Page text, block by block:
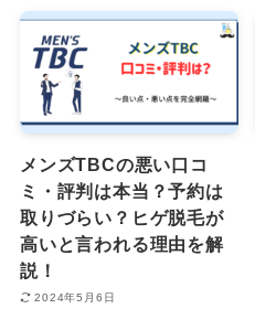
メンズTBCの悪い口コ
ミ・評判は本当？予約は
取りづらい？ヒゲ脱毛が
高いと言われる理由を解
説！
2024年5月6日